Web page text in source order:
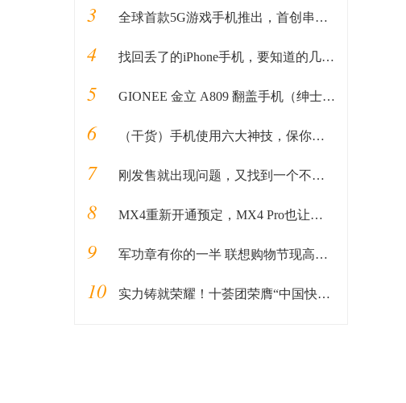
3 全球首款5G游戏手机推出，首创串充并放双电池系统，38分钟充满电
4 找回丢了的iPhone手机，要知道的几大绝招
5 GIONEE 金立 A809 翻盖手机（绅士黑） 双卡双待
6 （干货）手机使用六大神技，保你手机又快又爽
7 刚发售就出现问题，又找到一个不买iPhone 11的理由
8 MX4重新开通预定，MX4 Pro也让魅粉们看到了希望的曙光
9 军功章有你的一半 联想购物节现高层“快递员”为粉丝送惊喜
10 实力铸就荣耀！十荟团荣膺“中国快消品数字化新基建推荐服务商”